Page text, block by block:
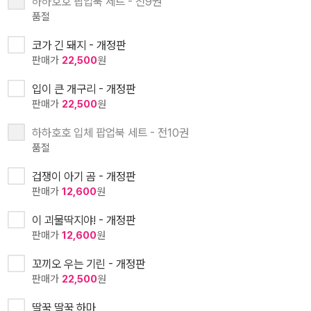
품절
코가 긴 돼지 - 개정판
판매가 22,500원
입이 큰 개구리 - 개정판
판매가 22,500원
하하호호 입체 팝업북 세트 - 전10권
품절
겁쟁이 아기 곰 - 개정판
판매가 12,600원
이 괴물딱지야! - 개정판
판매가 12,600원
꼬끼오 우는 기린 - 개정판
판매가 22,500원
딸꾹 딸꾹 하마